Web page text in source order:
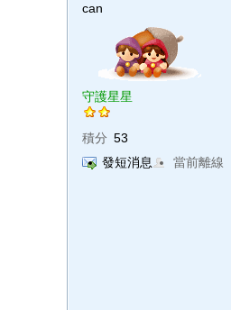
can
守護星星
積分 53
發短消息
當前離線